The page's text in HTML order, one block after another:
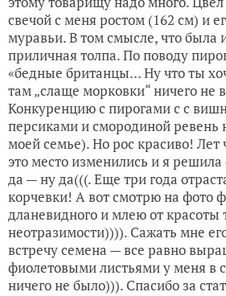
свечой с меня ростом (162 см) и
муравьи. В том смысле, что была
приличная толпа. По поводу
«бедные британцы… Ну что ты
там „слаще морковки“ ничего не
Конкуренцию с пирогами с с
персиками и смородиной ревень
моей семье). Но рос красиво! Лет
это место изменились и я решила
да — ну да(((. Еще три года
корчевки! А вот смотрю на фото
дланевидного и млею от красоты
неотразимости)))). Сажать мне
встречу семена — все равно
фиолетовыми листьями у меня
ничего не было))). Спасибо за